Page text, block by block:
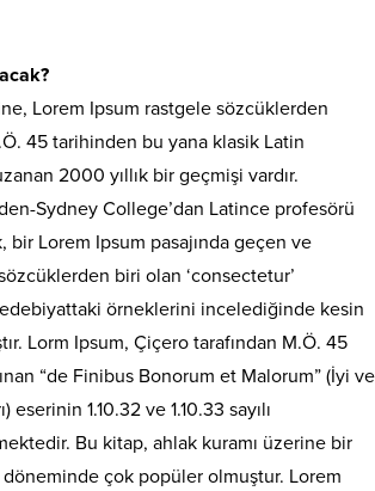
Lorem Ipsum rastgele sözcüklerden
45 tarihinden bu yana klasik Latin
2000 yıllık bir geçmişi vardır.
Sydney College’dan Latince profesörü
bir Lorem Ipsum pasajında geçen ve
biri olan ‘consectetur’
örneklerini incelediğinde kesin
Lorm Ipsum, Çiçero tarafından M.Ö. 45
“de Finibus Bonorum et Malorum” (İyi ve
eserinin 1.10.32 ve 1.10.33 sayılı
Bu kitap, ahlak kuramı üzerine bir
çok popüler olmuştur. Lorem